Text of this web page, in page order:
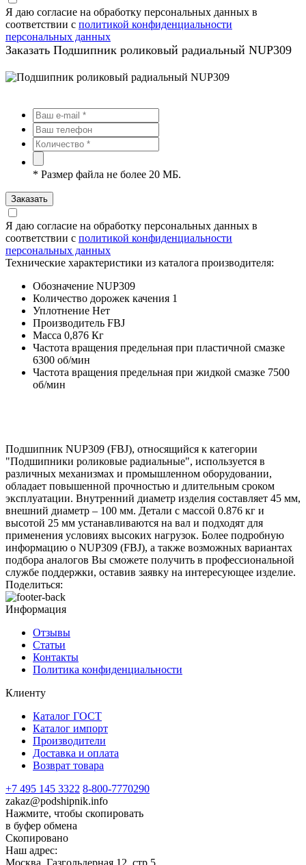
Я даю согласие на обработку персональных данных в
соответствии с политикой конфиденциальности
персональных данных
Заказать Подшипник роликовый радиальный NUP309
* Размер файла не более 20 МБ.
Заказать
Я даю согласие на обработку персональных данных в
соответствии с политикой конфиденциальности
персональных данных
Технические характеристики из каталога производителя:
Обозначение NUP309
Количество дорожек качения 1
Уплотнение Нет
Производитель FBJ
Масса 0,876 Кг
Частота вращения предельная при пластичной смазке
6300 об/мин
Частота вращения предельная при жидкой смазке 7500
об/мин
Подшипник NUP309 (FBJ), относящийся к категории
"Подшипники роликовые радиальные", используется в
различных механизмах и промышленном оборудовании,
обладает повышенной прочностью и длительным сроком
эксплуатации. Внутренний диаметр изделия составляет 45 мм,
внешний диаметр – 100 мм. Детали с массой 0.876 кг и
высотой 25 мм устанавливаются на вал и подходят для
применения условиях высоких нагрузок. Более подробную
информацию о NUP309 (FBJ), а также возможных вариантах
подбора аналогов Вы сможете получить в профессиональной
службе поддержки, оставив заявку на интересующее изделие.
Поделиться:
Информация
Отзывы
Статьи
Контакты
Политика конфиденциальности
Клиенту
Каталог ГОСТ
Каталог импорт
Производители
Доставка и оплата
Возврат товара
+7 495 145 3322 8-800-7770290
zakaz@podshipnik.info
Нажмите, чтобы скопировать
в буфер обмена
Скопировано
Наш адрес:
Москва, Газгольдерная 12, стр 5